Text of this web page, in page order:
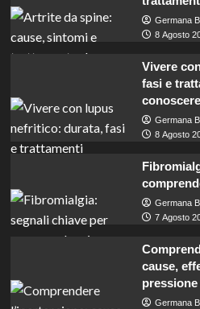
Germana
8 Agosto
Vivere
fasi e
conoscere
Germana
8 Agosto
Germana
7 Agosto
cause,
Germana